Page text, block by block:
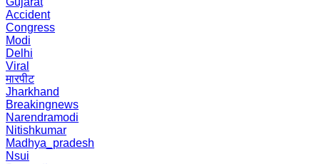
Accident
Congress
Modi
Delhi
Viral
मारपीट
Jharkhand
Breakingnews
Narendramodi
Nitishkumar
Madhya_pradesh
Nsui